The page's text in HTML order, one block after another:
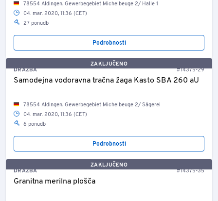
78554 Aldingen, Gewerbegebiet Michelbeuge 2/ Halle 1
04. mar. 2020, 11:36 (CET)
27 ponudb
Podrobnosti
ZAKLJUČENO
DRAŽBA
#14375-29
Samodejna vodoravna tračna žaga Kasto SBA 260 aU
78554 Aldingen, Gewerbegebiet Michelbeuge 2/ Sägerei
04. mar. 2020, 11:36 (CET)
6 ponudb
Podrobnosti
ZAKLJUČENO
DRAŽBA
#14375-35
Granitna merilna plošča